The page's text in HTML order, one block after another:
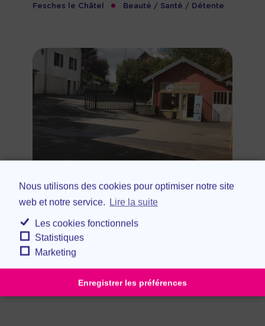
Nous utilisons des cookies pour optimiser notre site
web et notre service. Lire la suite
Les cookies fonctionnels
Statistiques
Marketing
Enregistrer les préférences
Fesches le Châtel • Beauté / Santé / Détente
Maison Jacot Billey